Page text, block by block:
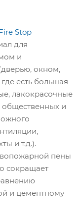
Stop
для
и
окном,
есть большая
лакокрасочные
общественных и
и т.д.).
пены
сокращает
и цементному